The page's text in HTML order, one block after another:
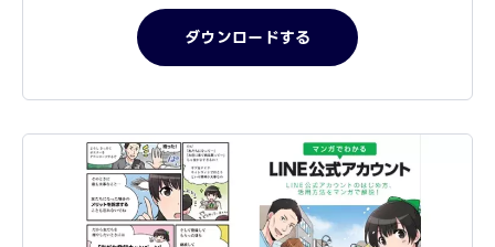
ダウンロードする